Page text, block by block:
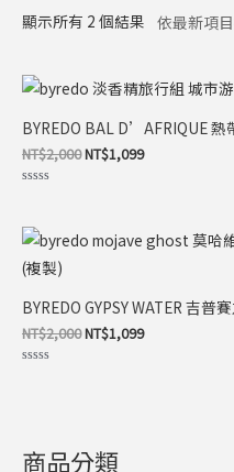
商品分類
顯示所有 2 個結果
BYREDO BAL D’AFRIQUE
NT$2,000
原
始
價
格：
NT$2,000。
NT$1,099
目
前
價
格：
NT$1,099。
滿
分
BYREDO GYPSY WATER 吉
NT$2,000
原
始
NT$2,000。
NT$1,099
目
前
NT$1,099。